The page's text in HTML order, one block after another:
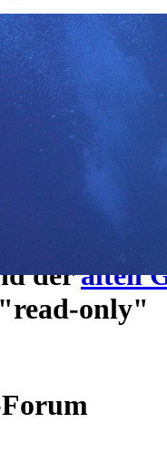
Forum
und wie
deralten
only"